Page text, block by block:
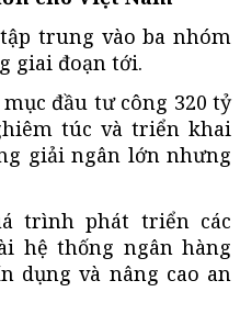
trung vào ba nhóm
giai đoạn tới.
đầu tư công 320 tỷ
túc và triển khai
giải ngân lớn nhưng
trình phát triển các
hệ thống ngân hàng
dụng và nâng cao an